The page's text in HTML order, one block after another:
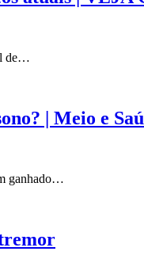
de…
| Meio e
ganhado…